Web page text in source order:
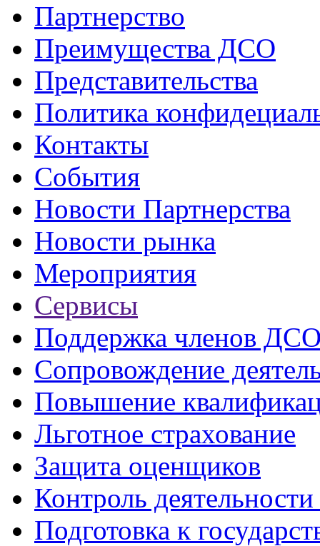
Партнерство
Преимущества ДСО
Представительства
Политика
Контакты
События
Новости Партнерства
Новости рынка
Мероприятия
Сервисы
Поддержка членов
Сопровождение
Повышение
Льготное страхование
Защита оценщиков
Контроль
Подготовка к